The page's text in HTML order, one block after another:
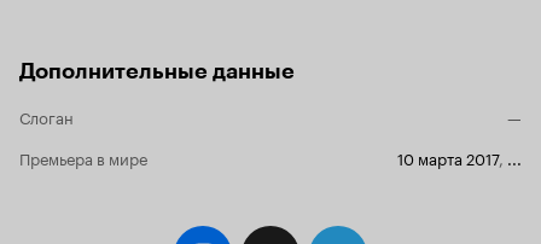
Дополнительные данные
Слоган
—
Премьера в мире
10 марта 2017, ...